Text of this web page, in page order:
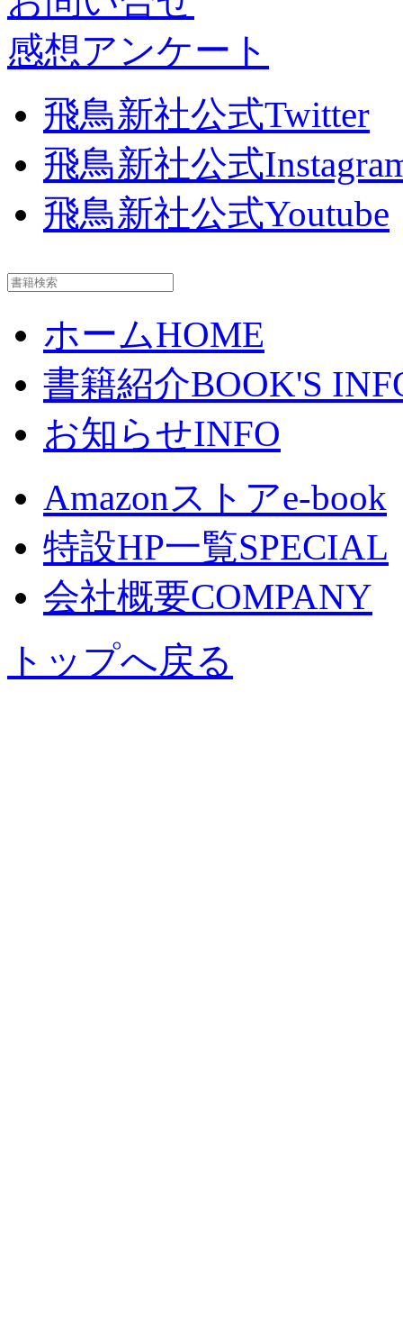
感想アンケート
飛鳥新社公式Twitter
飛鳥新社公式
飛鳥新社公式Youtube
ホームHOME
書籍紹介BOOK'S
お知らせINFO
Amazonストアe-book
特設HP一覧SPECIAL
会社概要COMPANY
トップへ戻る